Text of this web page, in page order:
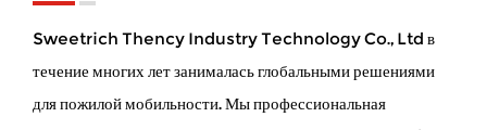
Sweetrich Thency Industry Technology Co., Ltd в
течение многих лет занималась глобальными решениями
для пожилой мобильности. Мы профессиональная